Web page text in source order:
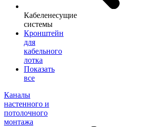
Кабеленесущие
системы
Кронштейн
для
кабельного
лотка
Показать
все
Каналы
настенного и
потолочного
монтажа